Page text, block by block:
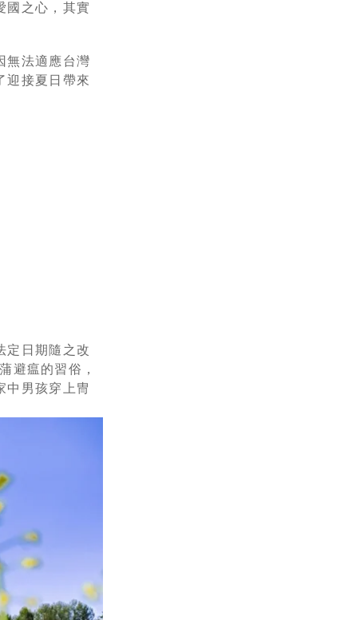
國之心，其實
無法適應台灣
迎接夏日帶來
定日期隨之改
避瘟的習俗，
中男孩穿上冑